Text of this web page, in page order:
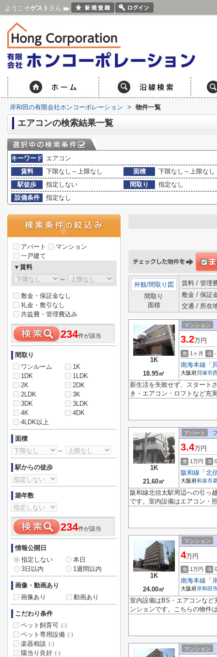
ようこそゲスト さん
岸和田の有限会社ホンコーポレーション > 物件一覧
エアコンの検索結果一覧
キーワード エアコン
賃料
下限なし～上限なし 面積
下限なし～上限なし
駅徒歩
指定しない 間取り
指定なし
設備条件
指定なし
外観/間取り図
間取り
面積
賃料 / 管理
敷金 / 保証
交通 / 所在
1K
18.95㎡
マンション
3.2万円
敷 1ヶ月 保 -
南海本線 「
大阪府貝塚市
新生活を失敗せず、スタート
き・エアコン・ロフトなど充
1K
21.60㎡
アパート
3.4万円
敷 1万円 保
阪和線 「 北
大阪府和泉市
阪和線北信太駅周辺への引っ
です。室内設備はエアコン・
1K
24.00㎡
マンション
4万円
敷 1万円 保
南海本線 「
大阪府岸和田
室内設備はBS・エアコンなど
ンションです。こちらの物件
マンション
アパート
マンション
一戸建て
▼賃料
～
敷金・保証金なし
礼金・敷引なし
共益費・管理費込み
234件が該当
間取り
ワンルーム
1K
1DK
1LDK
2K
2DK
2LDK
3K
3DK
3LDK
4K
4DK
4LDK以上
面積
～
駅からの徒歩
築年数
234件が該当
情報公開日
指定しない
本日
3日以内
1週間以内
画像・動画あり
画像あり
動画あり
こだわり条件
ペット飼育可 (-)
ペット専用設備 (-)
楽器相談 (-)
陽当り良好 (-)